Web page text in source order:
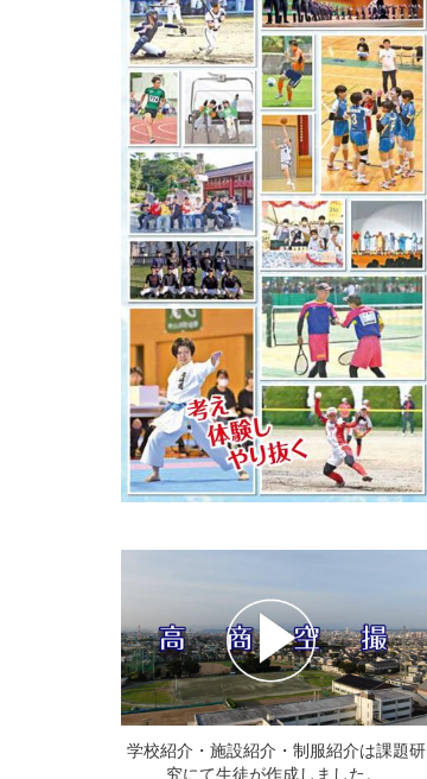
学校紹介・施設紹介・制服紹介は課題研
究にて生徒が作成しました。